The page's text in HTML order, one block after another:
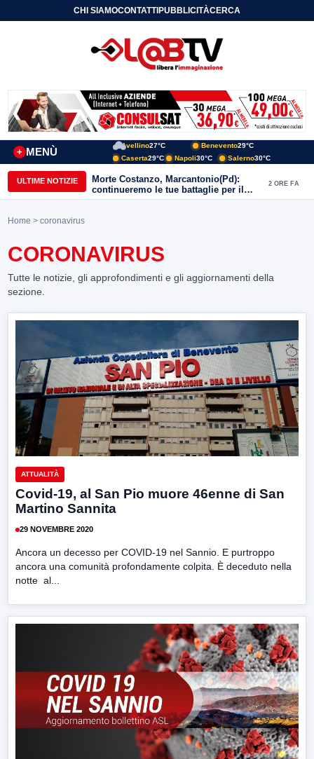
CHI SIAMOCONTATTIPUBBLICITÀCERCA
MENÙ
+
Avellino27°C Benevento29°C
Caserta29°C Napoli30°C Salerno30°C
ULTIME NOTIZIE
Morte Costanzo, Marcantonio(Pd):
continueremo le tue battaglie per il
Sannio
2 ORE FA
Home > coronavirus
CORONAVIRUS
Tutte le notizie, gli approfondimenti e gli aggiornamenti della
sezione.
ATTUALITÀ
Covid-19, al San Pio muore 46enne di San
Martino Sannita
29 NOVEMBRE 2020
Ancora un decesso per COVID-19 nel Sannio. E purtroppo
ancora una comunità profondamente colpita. È deceduto nella
notte al...